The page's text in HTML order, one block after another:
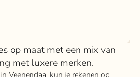
op maat met een mix van
met luxere merken.
Veenendaal kun je rekenen op